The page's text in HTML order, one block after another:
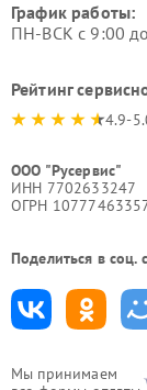
Мы принимаем
График работы:
ПН-ВСК с 9:00
Рейтинг
4.9-
ООО "Русервис"
ИНН 7702633247
ОГРН
Поделиться в соц.